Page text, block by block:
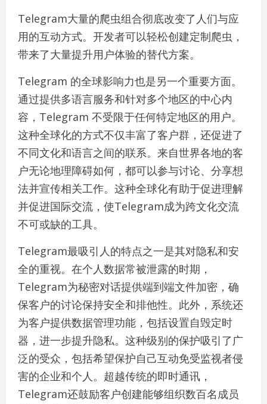
Telegram大量的爬虫组合彻底改变了人们与应
用的互动方式。开发者可以轻松创建定制爬虫，
带来了大量提升用户体验的替代方案。
Telegram 的全球影响力也是另一个重要方面。
通过提供多语言服务和针对多个地区的中心内
容，Telegram 不受限于任何特定地区的用户。
这种全球化的方式不仅丰富了客户群，还促进了
不同文化和语言之间的联系。来自世界各地的客
户无论地理障碍如何，都可以参与讨论、分享想
法并宣传相关工作。这种全球化有助于促进理解
并促进国际交流，使Telegram成为跨文化交流
不可或缺的工具。
Telegram最吸引人的特点之一是其对隐私和安
全的重视。在个人数据常被泄露的时期，
Telegram为秘密对话提供端到端文件加密，确
保客户的讨论保持安全和排他性。此外，系统还
为客户提供数据管理功能，包括设置自毁定时
器，进一步提升隐私。这种级别的保护吸引了广
泛的受众，包括希望保护自己互动免受监视者侵
害的企业和个人。超越传统的即时通讯，
Telegram还鼓励客户创建能够组织数百名成员